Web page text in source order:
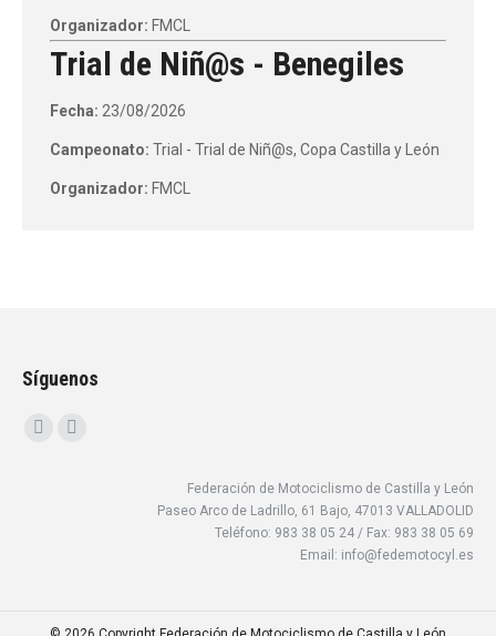
Organizador: FMCL
Trial de Niñ@s - Benegiles
Fecha: 23/08/2026
Campeonato: Trial - Trial de Niñ@s, Copa Castilla y León
Organizador: FMCL
Síguenos
Encuéntranos en:
Federación de Motociclismo de Castilla y León
Paseo Arco de Ladrillo, 61 Bajo, 47013 VALLADOLID
Teléfono: 983 38 05 24 / Fax: 983 38 05 69
Email: info@fedemotocyl.es